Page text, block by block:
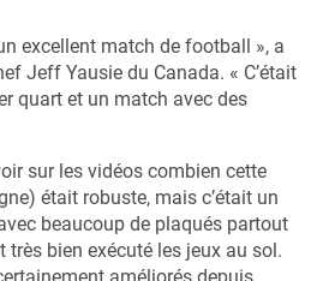
excellent match de football », a
Jeff Yausie du Canada. « C’était
quart et un match avec des
sur les vidéos combien cette
était robuste, mais c’était un
beaucoup de plaqués partout
très bien exécuté les jeux au sol.